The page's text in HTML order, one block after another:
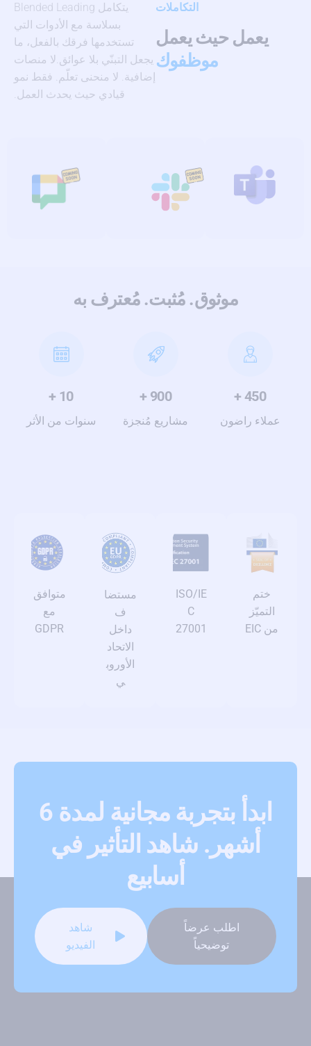
التكاملات
يعمل حيث يعمل
موظفوك
يتكامل Blended Leading
بسلاسة مع الأدوات التي
تستخدمها فرقك بالفعل، ما
يجعل التبنّي بلا عوائق.لا منصات
إضافية. لا منحنى تعلّم. فقط نمو
قيادي حيث يحدث العمل.
موثوق. مُثبت. مُعترف به
450
+
عملاء راضون
900
+
مشاريع مُنجزة
10
+
سنوات من الأثر
ختم
التميّز
من EIC
ISO/IE
C
27001
مستضا
ف
داخل
الاتحاد
الأوروب
ي
متوافق
مع
GDPR
ابدأ بتجربة مجانية لمدة 6
أشهر. شاهد التأثير في
أسابيع
اطلب عرضاً
توضيحياً
شاهد
الفيديو